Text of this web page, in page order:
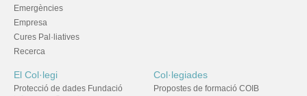
Emergències
Empresa
Cures Pal·liatives
Recerca
El Col·legi
Protecció de dades Fundació
Col·legiades
Propostes de formació COIB